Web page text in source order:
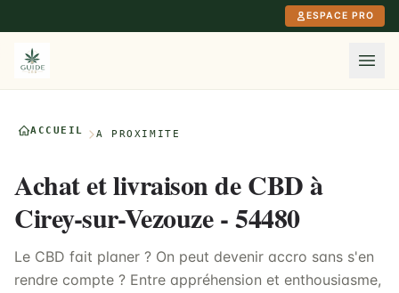
ESPACE PRO
ACCUEIL À PROXIMITÉ
Achat et livraison de CBD à
Cirey-sur-Vezouze - 54480
Le CBD fait planer ? On peut devenir accro sans s'en
rendre compte ? Entre appréhension et enthousiasme,